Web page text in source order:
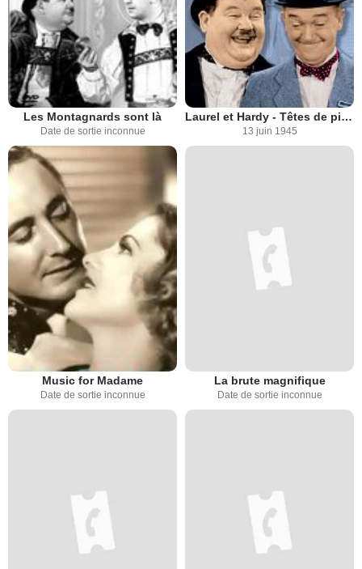
Les Montagnards sont là
Date de sortie inconnue
Laurel et Hardy - Têtes de pioche
13 juin 1945
Music for Madame
Date de sortie inconnue
La brute magnifique
Date de sortie inconnue